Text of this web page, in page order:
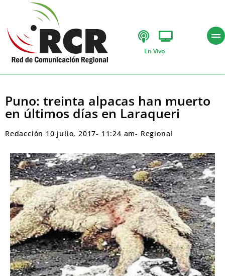
En Vivo
Puno: treinta alpacas han muerto
en últimos días en Laraqueri
Redacción 10 julio, 2017- 11:24 am- Regional